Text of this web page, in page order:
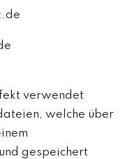
verwendet
welche über
gespeichert